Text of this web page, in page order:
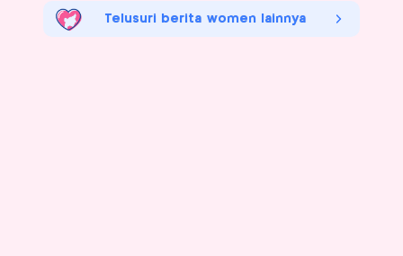
Telusuri berita women lainnya